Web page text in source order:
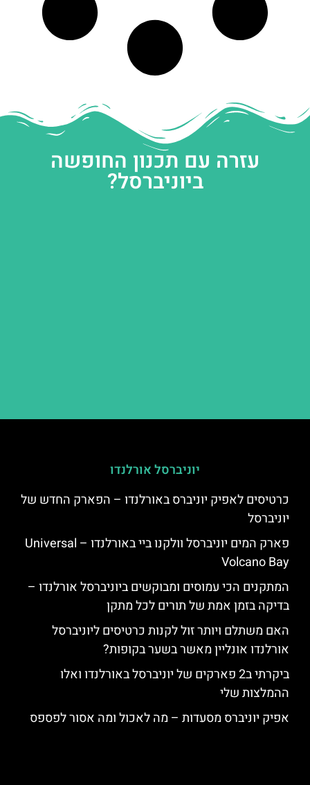
עזרה עם תכנון החופשה
ביוניברסל?
יוניברסל אורלנדו
כרטיסים לאפיק יוניברס באורלנדו – הפארק החדש של
יוניברסל
פארק המים יוניברסל וולקנו ביי באורלנדו – Universal
Volcano Bay
המתקנים הכי עמוסים ומבוקשים ביוניברסל אורלנדו –
בדיקה בזמן אמת של תורים לכל מתקן
האם משתלם ויותר זול לקנות כרטיסים ליוניברסל
אורלנדו אונליין מאשר בשער בקופות?
ביקרתי ב2 פארקים של יוניברסל באורלנדו ואלו
ההמלצות שלי
אפיק יוניברס מסעדות – מה לאכול ומה אסור לפספס